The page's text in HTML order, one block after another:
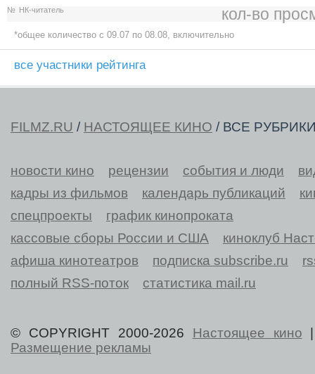
№ НК-читатель кол-во
*общее количество c 09.07 по 08.08, включительно
все участники рейтинга
FILMZ.RU / НАСТОЯЩЕЕ КИНО / ВСЕ
новости кино рецензии события и люди
кадры из фильмов
календарь публикаций
спецпроекты
график кинопроката
кассовые сборы России и США
киноклуб
афиша кинотеатров
подписка subscribe.ru
полный RSS-поток
статистика mail.ru
© COPYRIGHT 2000-2026 Настоящее кино
Размещение рекламы